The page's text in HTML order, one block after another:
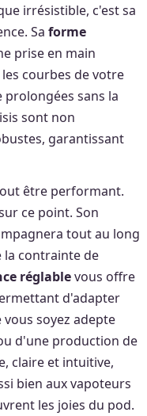
irrésistible, c'est sa
Sa forme
prise en main
courbes de votre
prolongées sans la
sont non
garantissant
être performant.
ce point. Son
tout au long
la contrainte de
réglablevous offre
d'adapter
soyez adepte
d'une production de
claire et intuitive,
bien aux vapoteurs
les joies du pod.